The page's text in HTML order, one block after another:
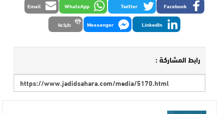
Facebook
Twitter
WhatsApp
Email
LinkedIn
Messenger طباعة
رابط المشاركة :